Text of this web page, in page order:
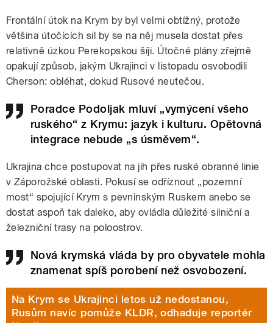
Frontální útok na Krym by byl velmi obtížný, protože
většina útočících sil by se na něj musela dostat přes
relativně úzkou Perekopskou šíji. Útočné plány zřejmě
opakují způsob, jakým Ukrajinci v listopadu osvobodili
Cherson: obléhat, dokud Rusové neutečou.
Poradce Podoljak mluví „vymýcení všeho
ruského“ z Krymu: jazyk i kulturu. Opětovná
integrace nebude „s úsměvem“.
Ukrajina chce postupovat na jih přes ruské obranné linie
v Záporožské oblasti. Pokusí se odříznout „pozemní
most“ spojující Krym s pevninským Ruskem anebo se
dostat aspoň tak daleko, aby ovládla důležité silniční a
železniční trasy na poloostrov.
Nová krymská vláda by pro obyvatele mohla
znamenat spíš porobení než osvobození.
Na Krym se Ukrajinci letos už nedostanou,
Rusům navíc pomůže KLDR, odhaduje reportér